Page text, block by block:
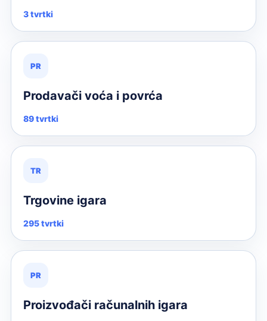
3 tvrtki
PR
Prodavači voća i povrća
89 tvrtki
TR
Trgovine igara
295 tvrtki
PR
Proizvođači računalnih igara